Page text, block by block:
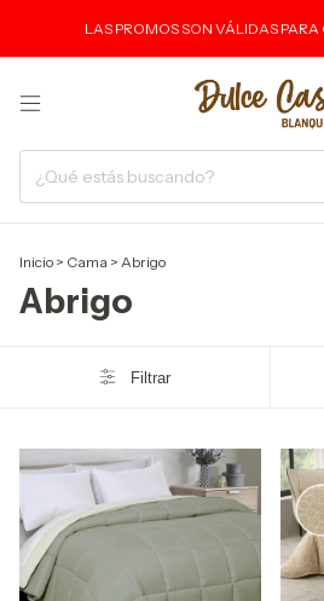
LAS PROMOS SON VÁLIDAS
Inicio > Cama > Abrigo
Abrigo
Filtrar